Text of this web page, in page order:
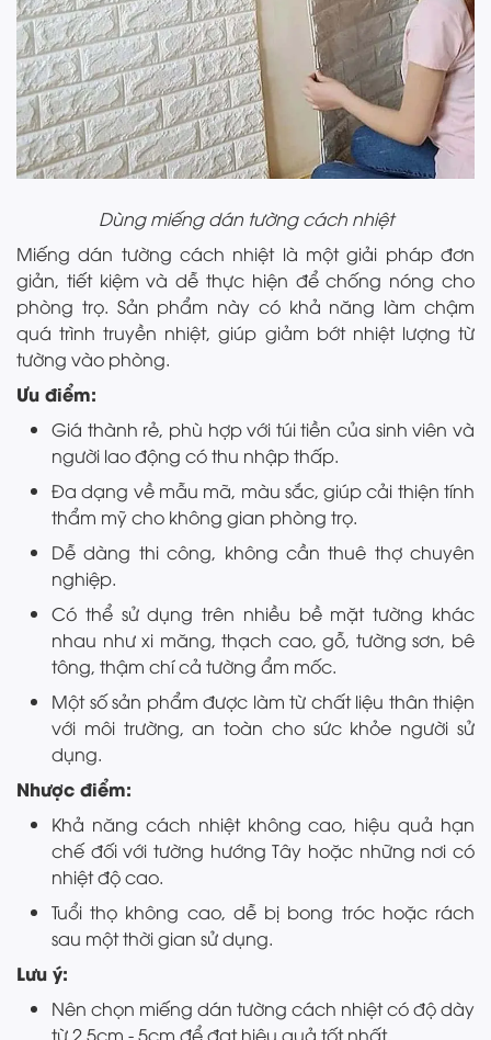
Dùng miếng dán tường cách nhiệt
Miếng dán tường cách nhiệt là một giải pháp đơn
giản, tiết kiệm và dễ thực hiện để chống nóng cho
phòng trọ. Sản phẩm này có khả năng làm chậm
quá trình truyền nhiệt, giúp giảm bớt nhiệt lượng từ
tường vào phòng.
Ưu điểm:
Giá thành rẻ, phù hợp với túi tiền của sinh viên và
người lao động có thu nhập thấp.
Đa dạng về mẫu mã, màu sắc, giúp cải thiện tính
thẩm mỹ cho không gian phòng trọ.
Dễ dàng thi công, không cần thuê thợ chuyên
nghiệp.
Có thể sử dụng trên nhiều bề mặt tường khác
nhau như xi măng, thạch cao, gỗ, tường sơn, bê
tông, thậm chí cả tường ẩm mốc.
Một số sản phẩm được làm từ chất liệu thân thiện
với môi trường, an toàn cho sức khỏe người sử
dụng.
Nhược điểm:
Khả năng cách nhiệt không cao, hiệu quả hạn
chế đối với tường hướng Tây hoặc những nơi có
nhiệt độ cao.
Tuổi thọ không cao, dễ bị bong tróc hoặc rách
sau một thời gian sử dụng.
Lưu ý:
Nên chọn miếng dán tường cách nhiệt có độ dày
từ 2.5cm - 5cm để đạt hiệu quả tốt nhất.